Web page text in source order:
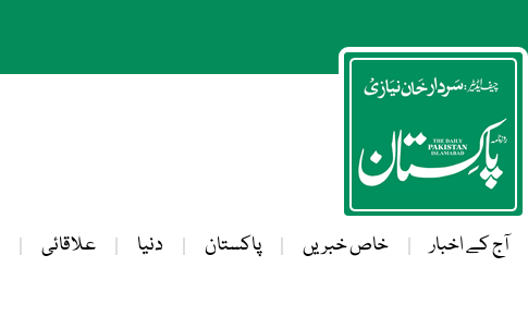
آج کے اخبار خاص خبریں پاکستان دنیا علاقائی